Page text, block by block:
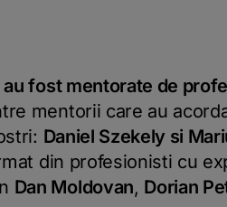
fost mentorate de
mentorii care au
Daniel Szekely si
din profesionisti cu
Dan Moldovan, Dorian